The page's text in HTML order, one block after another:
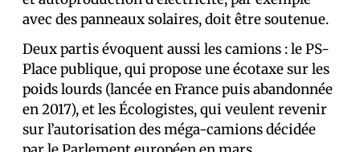
avec des panneaux solaires, doit être soutenue.
Deux partis évoquent aussi les camions : le PS-
Place publique, qui propose une écotaxe sur les
poids lourds (lancée en France puis abandonnée
en 2017), et les Écologistes, qui veulent revenir
sur l’autorisation des méga-camions décidée